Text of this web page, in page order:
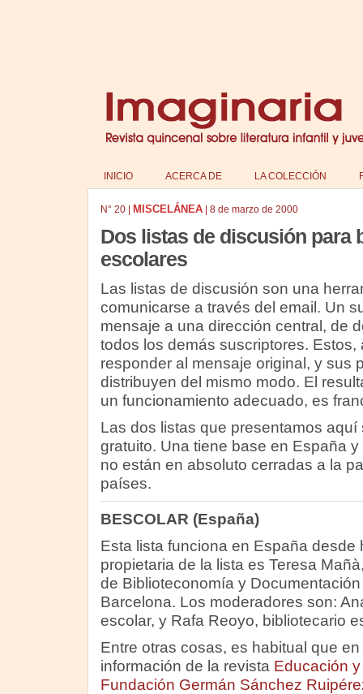
INICIO ACERCA DE LA COLECCIÓN
N° 20| MISCELÁNEA| 8 de marzo de 2000
Dos listas de discusión para
escolares
Las listas de discusión son una
comunicarse a través del email. Un
mensaje a una dirección central, de
todos los demás suscriptores. Estos,
responder al mensaje original, y sus
distribuyen del mismo modo. El
un funcionamiento adecuado, es
Las dos listas que presentamos
gratuito. Una tiene base en España
no están en absoluto cerradas a la
países.
BESCOLAR (España)
Esta lista funciona en España desde
propietaria de la lista es Teresa
de Biblioteconomía y
Barcelona. Los moderadores son:
escolar, y Rafa Reoyo, bibliotecario
Entre otras cosas, es habitual que
información de la revista Educación
Fundación Germán Sánchez